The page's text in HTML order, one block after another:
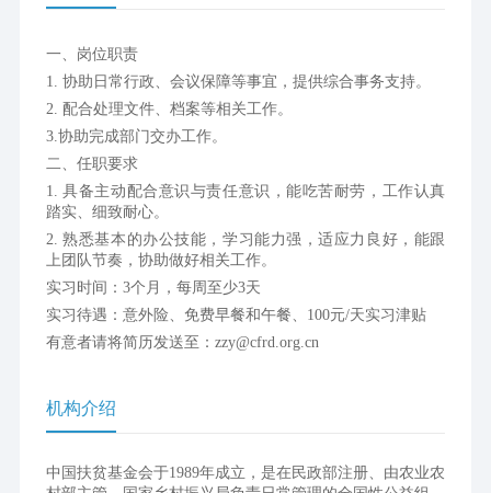
一、岗位职责
1. 协助日常行政、会议保障等事宜，提供综合事务支持。
2. 配合处理文件、档案等相关工作。
3.协助完成部门交办工作。
二、任职要求
1. 具备主动配合意识与责任意识，能吃苦耐劳，工作认真
踏实、细致耐心。
2. 熟悉基本的办公技能，学习能力强，适应力良好，能跟
上团队节奏，协助做好相关工作。
实习时间：3个月，每周至少3天
实习待遇：意外险、免费早餐和午餐、100元/天实习津贴
有意者请将简历发送至：zzy@cfrd.org.cn
机构介绍
中国扶贫基金会于1989年成立，是在民政部注册、由农业农